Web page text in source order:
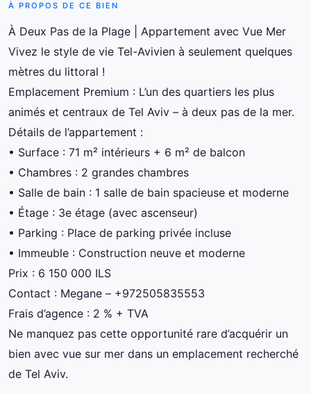
À PROPOS DE CE BIEN
À Deux Pas de la Plage | Appartement avec Vue Mer
Vivez le style de vie Tel-Avivien à seulement quelques
mètres du littoral !
Emplacement Premium : L’un des quartiers les plus
animés et centraux de Tel Aviv – à deux pas de la mer.
Détails de l’appartement :
• Surface : 71 m² intérieurs + 6 m² de balcon
• Chambres : 2 grandes chambres
• Salle de bain : 1 salle de bain spacieuse et moderne
• Étage : 3e étage (avec ascenseur)
• Parking : Place de parking privée incluse
• Immeuble : Construction neuve et moderne
Prix : 6 150 000 ILS
Contact : Megane – +972505835553
Frais d’agence : 2 % + TVA
Ne manquez pas cette opportunité rare d’acquérir un
bien avec vue sur mer dans un emplacement recherché
de Tel Aviv.